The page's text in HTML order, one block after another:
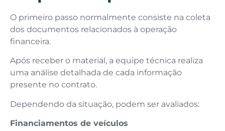
O primeiro passo normalmente consiste na coleta
dos documentos relacionados à operação
financeira.
Após receber o material, a equipe técnica realiza
uma análise detalhada de cada informação
presente no contrato.
Dependendo da situação, podem ser avaliados:
Financiamentos de veículos